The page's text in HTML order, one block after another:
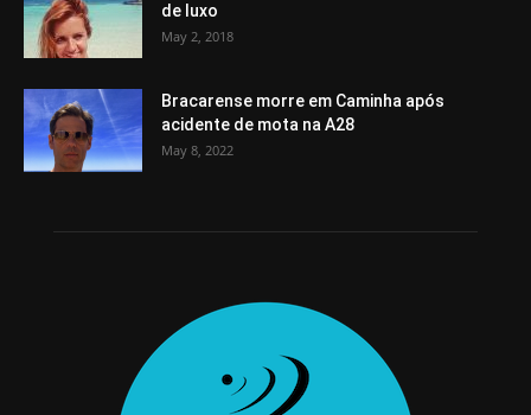
de luxo
May 2, 2018
Bracarense morre em Caminha após
acidente de mota na A28
May 8, 2022